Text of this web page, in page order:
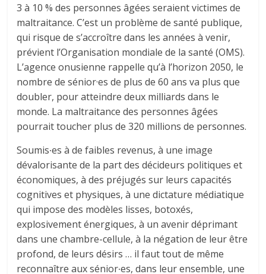
3 à 10 % des personnes âgées seraient victimes de
maltraitance. C’est un problème de santé publique,
qui risque de s’accroître dans les années à venir,
prévient l’Organisation mondiale de la santé (OMS).
L’agence onusienne rappelle qu’à l’horizon 2050, le
nombre de sénior·es de plus de 60 ans va plus que
doubler, pour atteindre deux milliards dans le
monde. La maltraitance des personnes âgées
pourrait toucher plus de 320 millions de personnes.
Soumis∙es à de faibles revenus, à une image
dévalorisante de la part des décideurs politiques et
économiques, à des préjugés sur leurs capacités
cognitives et physiques, à une dictature médiatique
qui impose des modèles lisses, botoxés,
explosivement énergiques, à un avenir déprimant
dans une chambre-cellule, à la négation de leur être
profond, de leurs désirs … il faut tout de même
reconnaître aux sénior∙es, dans leur ensemble, une